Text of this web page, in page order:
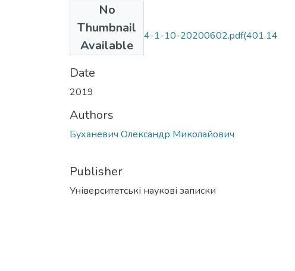
No
Thumbnail
Available
56-Article Text-94-1-10-20200602.pdf(401.14
KB)
Date
2019
Authors
Буханевич Олександр Миколайович
Publisher
Університетські наукові записки